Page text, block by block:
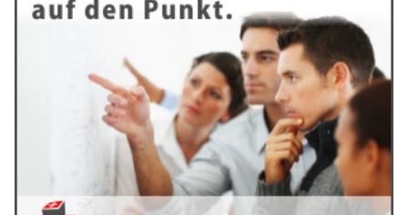
Krisen souverän meistern: Cortesi & Häseli
veröffentlichen Buch zur Krisenkommunikation
BELMEDIA REDAKTION
Marco Cortesi bringt neuen Leitfaden für verschiedene
Formen der Krise heraus: In kritischen Momenten souverän
agieren – das ist eine Kunst für sich allein.
Gerade wenn es darum geht, Krisensituationen zu entschärfen
oder sogar in Chancen zu verwandelt, sind praktische Tipps